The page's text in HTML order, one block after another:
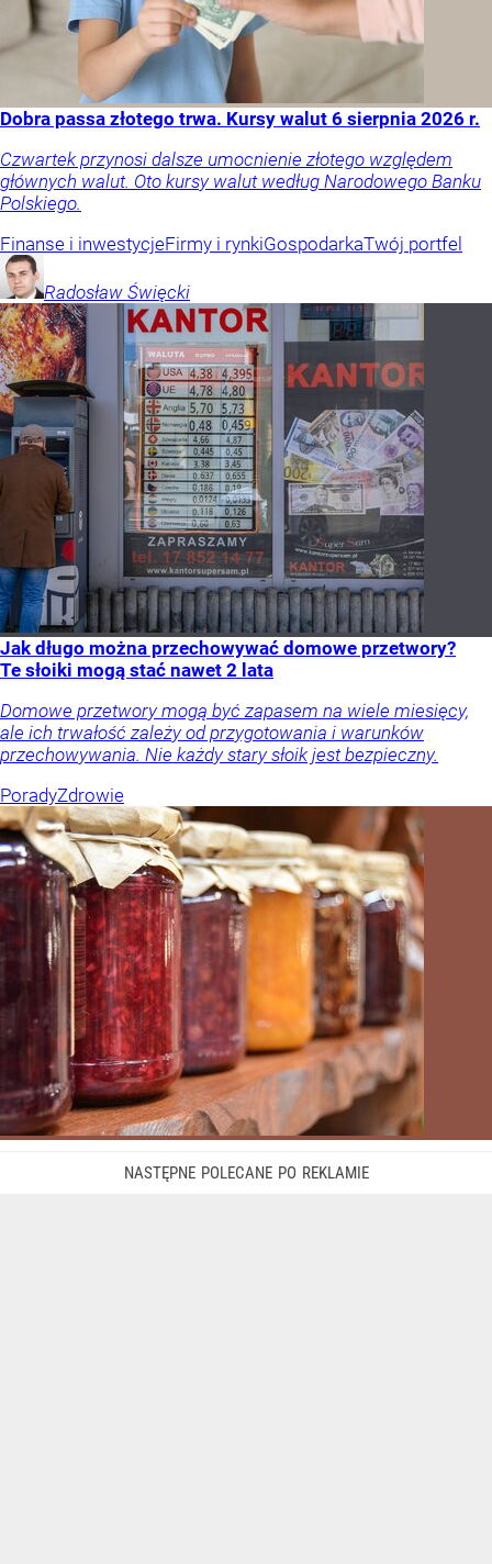
Dobra passa złotego trwa. Kursy walut 6 sierpnia 2026 r.
Czwartek przynosi dalsze umocnienie złotego względem
głównych walut. Oto kursy walut według Narodowego Banku
Polskiego.
Finanse i inwestycjeFirmy i rynkiGospodarkaTwój portfel
Radosław Święcki
Jak długo można przechowywać domowe przetwory?
Te słoiki mogą stać nawet 2 lata
Domowe przetwory mogą być zapasem na wiele miesięcy,
ale ich trwałość zależy od przygotowania i warunków
przechowywania. Nie każdy stary słoik jest bezpieczny.
PoradyZdrowie